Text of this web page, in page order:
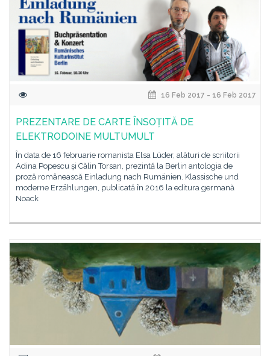
16 Feb 2017 - 16 Feb 2017
PREZENTARE DE CARTE ÎNSOȚITĂ DE
ELEKTRODOINE MULTUMULT
În data de 16 februarie romanista Elsa Lüder, alături de scriitorii
Adina Popescu și Călin Torsan, prezintă la Berlin antologia de
proză românească Einladung nach Rumänien. Klassische und
moderne Erzählungen, publicată în 2016 la editura germană
Noack